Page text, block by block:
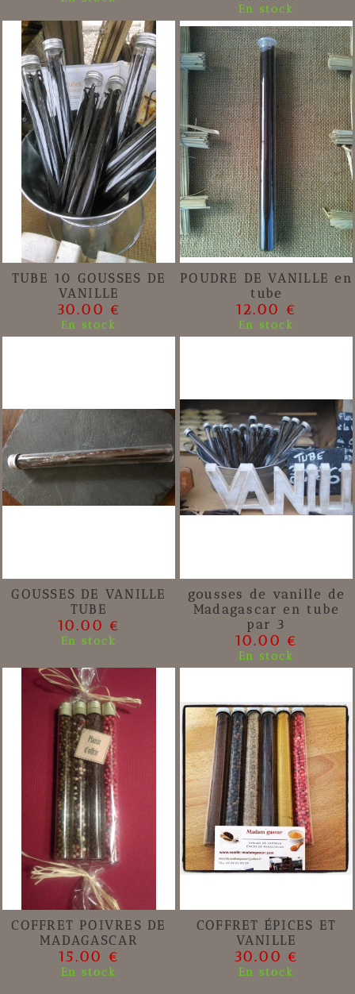
En stock
TUBE 10 GOUSSES DE
VANILLE
30.00 €
En stock
POUDRE DE VANILLE en
tube
12.00 €
En stock
GOUSSES DE VANILLE
TUBE
10.00 €
En stock
gousses de vanille de
Madagascar en tube
par 3
10.00 €
En stock
COFFRET POIVRES DE
MADAGASCAR
15.00 €
En stock
COFFRET ÉPICES ET
VANILLE
30.00 €
En stock